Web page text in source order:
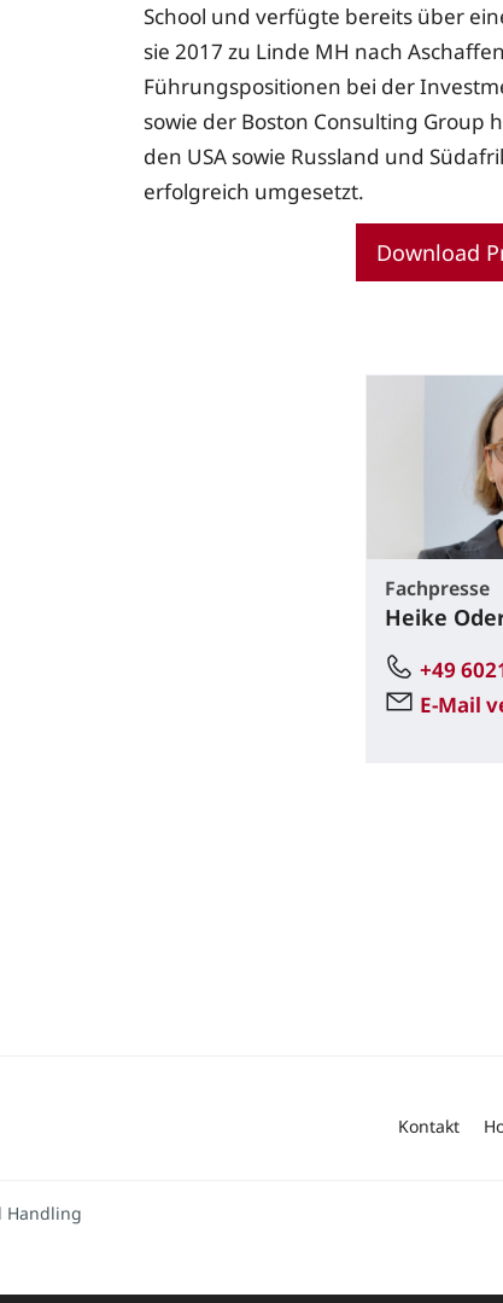
School und verfügte bereits über
sie 2017 zu Linde MH nach
Führungspositionen bei der
sowie der Boston Consulting
den USA sowie Russland und
erfolgreich umgesetzt.
Download
Fachpresse
Heike
+49
E-Mail
Kontakt
Handling